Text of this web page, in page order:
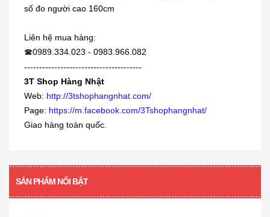
số đo người cao 160cm
Liên hệ mua hàng:
☎0989.334.023 - 0983.966.082
---------------------------------------
3T Shop Hàng Nhật
Web: http://3tshophangnhat.com/
Page: https://m.facebook.com/3Tshophangnhat/
Giao hàng toàn quốc.
SẢN PHẨM NỔI BẬT
380.000₫
160.000₫
360...